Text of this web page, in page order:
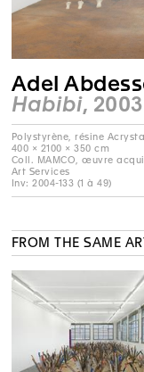
Adel
Habibi, 2003
Polystyrène, résine
400 × 2100 × 350 cm
Coll. MAMCO, œuvre
Art Services
Inv: 2004-133 (1 à 49)
FROM THE SAME